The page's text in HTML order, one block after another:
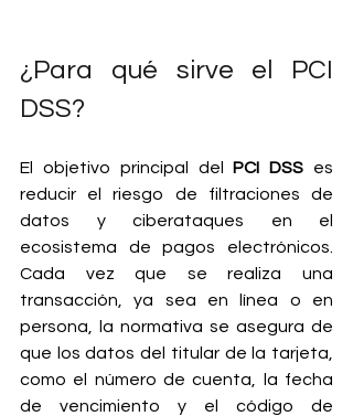
¿Para qué sirve el PCI
DSS?
El objetivo principal del PCI DSS es
reducir el riesgo de filtraciones de
datos y ciberataques en el
ecosistema de pagos electrónicos.
Cada vez que se realiza una
transacción, ya sea en línea o en
persona, la normativa se asegura de
que los datos del titular de la tarjeta,
como el número de cuenta, la fecha
de vencimiento y el código de